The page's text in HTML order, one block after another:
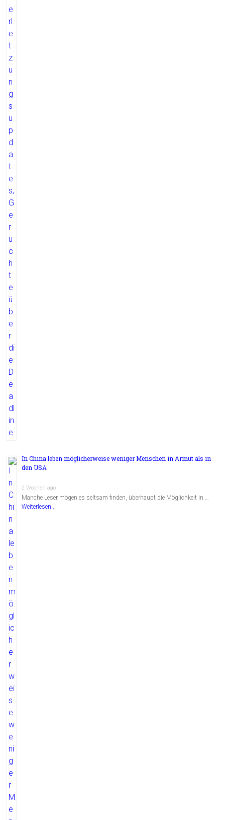
In China leben möglicherweise weniger Menschen in Armut als in
den USA
2 Wochen ago
Manche Leser mögen es seltsam finden, überhaupt die Möglichkeit in …
Weiterlesen...